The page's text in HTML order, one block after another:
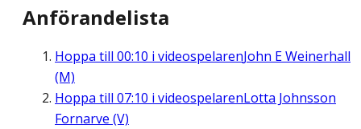
Anförandelista
Hoppa till 00:10 i videospelarenJohn E Weinerhall
(M)
Hoppa till 07:10 i videospelarenLotta Johnsson
Fornarve (V)